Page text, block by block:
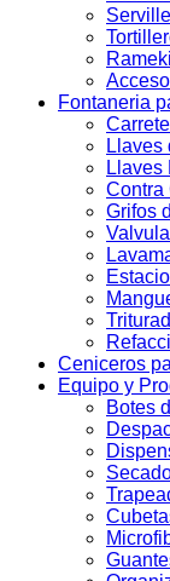
Fontaneria
Llaves
Llaves
Contra
Grifos
Ceniceros
Equipo y
Botes